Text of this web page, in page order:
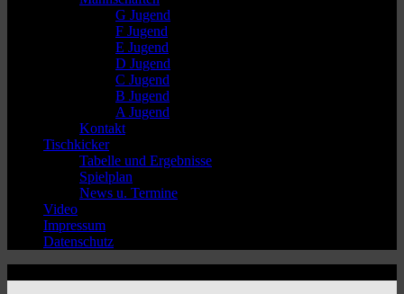
G Jugend
F Jugend
E Jugend
D Jugend
C Jugend
B Jugend
A Jugend
Kontakt
Tischkicker
Tabelle und Ergebnisse
Spielplan
News u. Termine
Video
Impressum
Datenschutz